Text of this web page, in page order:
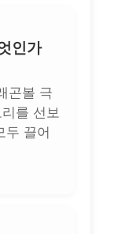
인가
곤볼 극
를 선보
두 끌어